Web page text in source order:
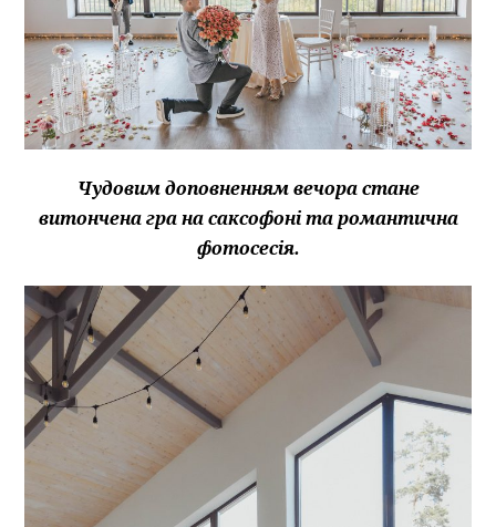
Чудовим доповненням вечора стане
витончена гра на саксофоні та романтична
фотосесія.